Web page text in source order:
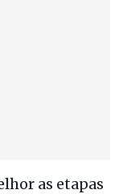
as etapas